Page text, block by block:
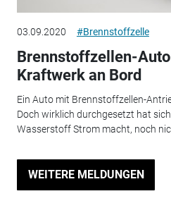
03.09.2020 #Brennstoffzelle
Brennstoffzellen-
Kraftwerk an Bord
Ein Auto mit Brennstoffzellen-
Doch wirklich durchgesetzt hat
Wasserstoff Strom macht, noch
WEITERE MELDUNGEN